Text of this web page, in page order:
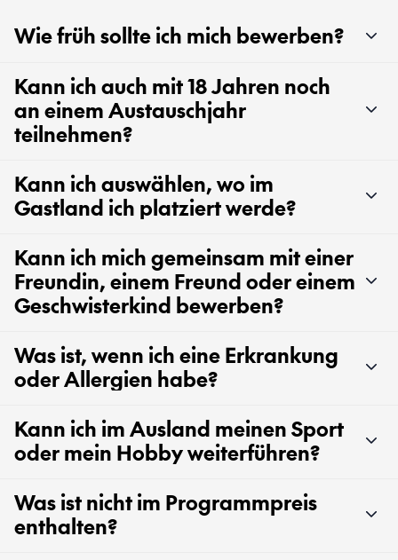
Wie früh sollte ich mich bewerben?
Kann ich auch mit 18 Jahren noch
an einem Austauschjahr
teilnehmen?
Kann ich auswählen, wo im
Gastland ich platziert werde?
Kann ich mich gemeinsam mit einer
Freundin, einem Freund oder einem
Geschwisterkind bewerben?
Was ist, wenn ich eine Erkrankung
oder Allergien habe?
Kann ich im Ausland meinen Sport
oder mein Hobby weiterführen?
Was ist nicht im Programmpreis
enthalten?